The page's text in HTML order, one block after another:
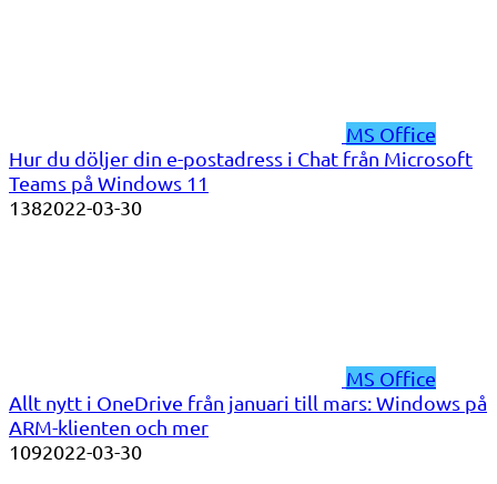
MS Office
Hur du döljer din e-postadress i Chat från Microsoft
Teams på Windows 11
1382022-03-30
MS Office
Allt nytt i OneDrive från januari till mars: Windows på
ARM-klienten och mer
1092022-03-30